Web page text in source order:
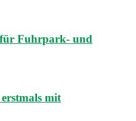
Fuhrpark- und
mit